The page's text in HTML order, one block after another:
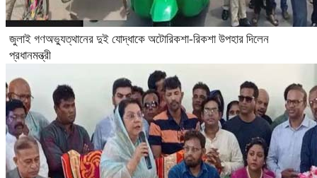
জুলাই গণঅভ্যুত্থানের দুই যোদ্ধাকে অটোরিকশা-রিকশা উপহার দিলেন
প্রধানমন্ত্রী